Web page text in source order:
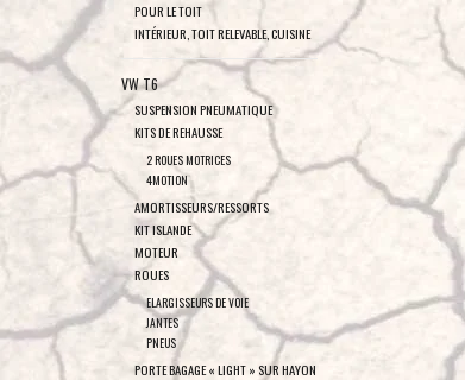
POUR LE TOIT
INTÉRIEUR, TOIT RELEVABLE, CUISINE
VW T6
SUSPENSION PNEUMATIQUE
KITS DE REHAUSSE
2 ROUES MOTRICES
4MOTION
AMORTISSEURS/RESSORTS
KIT ISLANDE
MOTEUR
ROUES
ELARGISSEURS DE VOIE
JANTES
PNEUS
PORTE BAGAGE « LIGHT » SUR HAYON